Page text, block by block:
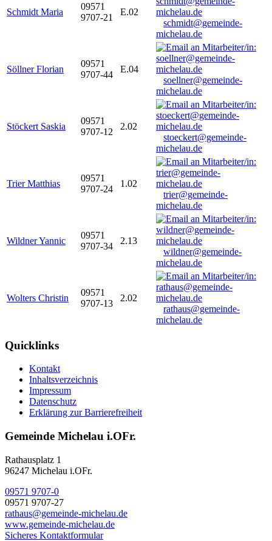
Schmidt Maria
09571
9707-21
E.02
schmidt@gemeinde-
michelau.de
Söllner Florian
09571
9707-44
E.04
soellner@gemeinde-
michelau.de
Stöckert Saskia
09571
9707-12
2.02
stoeckert@gemeinde-
michelau.de
Trier Matthias
09571
9707-24
1.02
trier@gemeinde-
michelau.de
Wildner Yannic
09571
9707-34
2.13
wildner@gemeinde-
michelau.de
Wolters Christin
09571
9707-13
2.02
rathaus@gemeinde-
michelau.de
Quicklinks
Kontakt
Inhaltsverzeichnis
Impressum
Datenschutz
Erklärung zur Barrierefreiheit
Gemeinde Michelau i.OFr.
Rathausplatz 1
96247 Michelau i.OFr.
09571 9707-0
09571 9707-27
rathaus@gemeinde-michelau.de
www.gemeinde-michelau.de
Sicheres Kontaktformular